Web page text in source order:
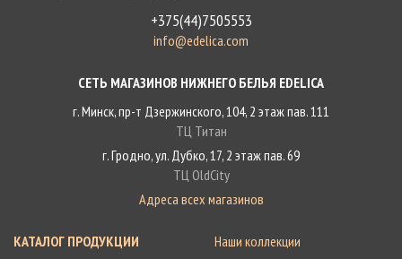
+375(44)7505553
info@edelica.com
СЕТЬ МАГАЗИНОВ НИЖНЕГО БЕЛЬЯ EDELICA
г. Минск, пр-т Дзержинского, 104, 2 этаж пав. 111
ТЦ Титан
г. Гродно, ул. Дубко, 17, 2 этаж пав. 69
ТЦ OldCity
Адреса всех магазинов
КАТАЛОГ ПРОДУКЦИИ
Наши коллекции